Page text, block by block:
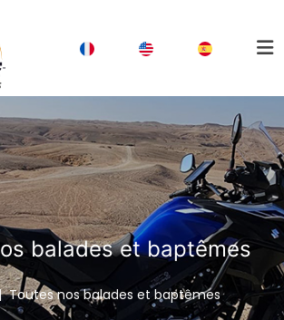
balades et baptêmes
Toutes nos balades et baptêmes